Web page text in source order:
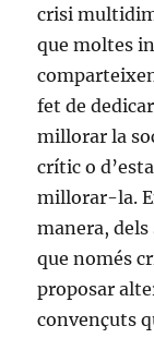
crisi
que moltes
fet de
millorar la
crític o
millorar-la.
manera,
que només
proposar
convençuts